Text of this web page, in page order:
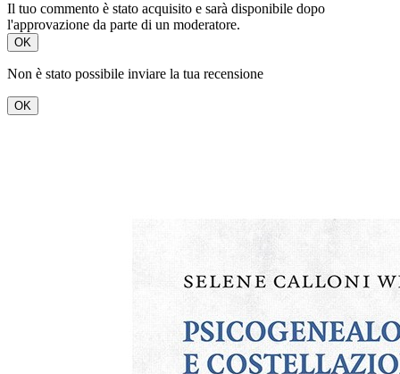
Il tuo commento è stato acquisito e sarà disponibile dopo
l'approvazione da parte di un moderatore.
OK
Non è stato possibile inviare la tua recensione
OK